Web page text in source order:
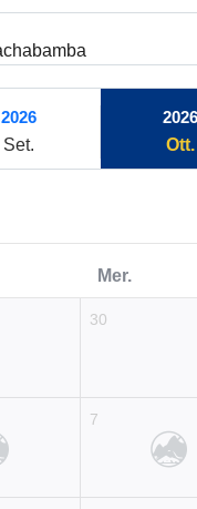
2026
Set.
2026
Ott.
Mer.
30
7